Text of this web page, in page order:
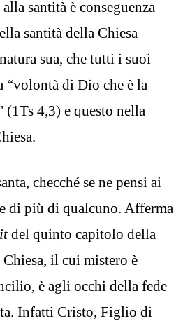
santità è conseguenza
santità della Chiesa
sua, che tutti i suoi
“volontà di Dio che è la
(1Ts 4,3) e questo nella
checché se ne pensi ai
di più di qualcuno. Afferma
del quinto capitolo della
Chiesa, il cui mistero è
è agli occhi della fede
Infatti Cristo, Figlio di